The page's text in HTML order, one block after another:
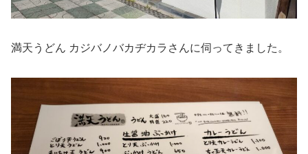
満天うどん カジバノバカヂカラさんに伺ってきました。